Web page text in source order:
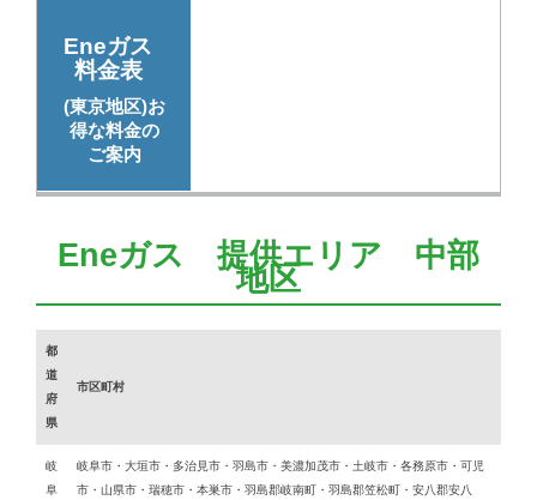
Eneガス
料金表
(東京地区)お
得な料金の
ご案内
Eneガス 提供エリア 中部
地区
都
道
府
県
市区町村
岐
阜
岐阜市・大垣市・多治見市・羽島市・美濃加茂市・土岐市・各務原市・可児
市・山県市・瑞穂市・本巣市・羽島郡岐南町・羽島郡笠松町・安八郡安八